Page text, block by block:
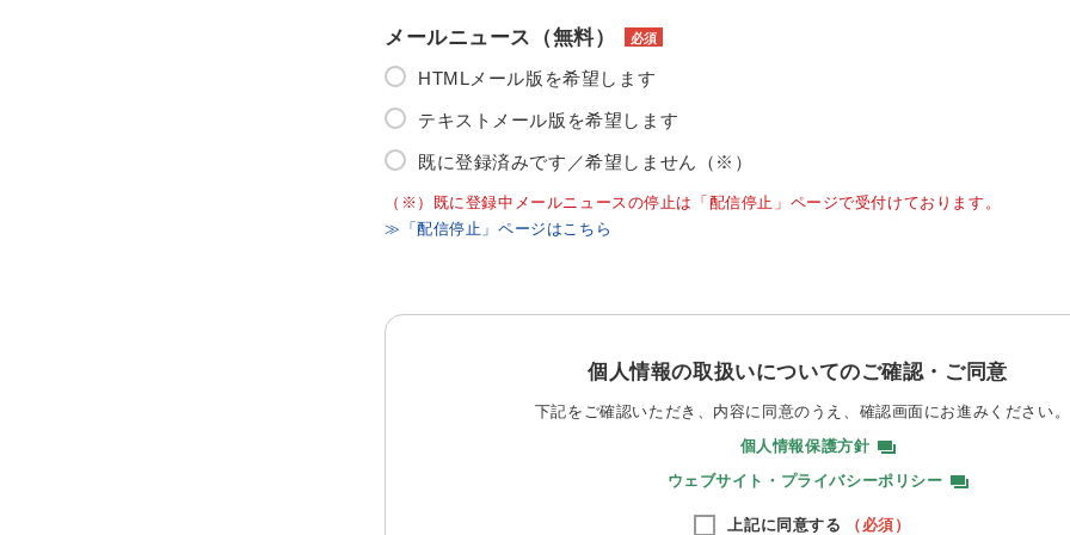
メールニュース（無料） 必須
HTMLメール版を希望します
テキストメール版を希望します
既に登録済みです／希望しません（※）
（※）既に登録中メールニュースの停止は「配信停止」ページで受付けております。
≫「配信停止」ページはこちら
個人情報の取扱いについてのご確認・ご同意
下記をご確認いただき、内容に同意のうえ、 確認画面にお進みください。
個人情報保護方針
ウェブサイト・プライバシーポリシー
上記に同意する （必須）